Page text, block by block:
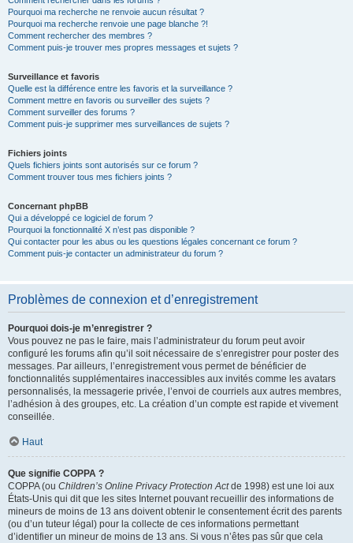
Pourquoi ma recherche ne renvoie aucun résultat ?
Pourquoi ma recherche renvoie une page blanche ?!
Comment rechercher des membres ?
Comment puis-je trouver mes propres messages et sujets ?
Surveillance et favoris
Quelle est la différence entre les favoris et la surveillance ?
Comment mettre en favoris ou surveiller des sujets ?
Comment surveiller des forums ?
Comment puis-je supprimer mes surveillances de sujets ?
Fichiers joints
Quels fichiers joints sont autorisés sur ce forum ?
Comment trouver tous mes fichiers joints ?
Concernant phpBB
Qui a développé ce logiciel de forum ?
Pourquoi la fonctionnalité X n’est pas disponible ?
Qui contacter pour les abus ou les questions légales concernant ce forum ?
Comment puis-je contacter un administrateur du forum ?
Problèmes de connexion et d’enregistrement
Pourquoi dois-je m’enregistrer ?
Vous pouvez ne pas le faire, mais l’administrateur du forum peut avoir
configuré les forums afin qu’il soit nécessaire de s’enregistrer pour poster des
messages. Par ailleurs, l’enregistrement vous permet de bénéficier de
fonctionnalités supplémentaires inaccessibles aux invités comme les avatars
personnalisés, la messagerie privée, l’envoi de courriels aux autres membres,
l’adhésion à des groupes, etc. La création d’un compte est rapide et vivement
conseillée.
Haut
Que signifie COPPA ?
COPPA (ou Children’s Online Privacy Protection Actde 1998) est une loi aux
États-Unis qui dit que les sites Internet pouvant recueillir des informations de
mineurs de moins de 13 ans doivent obtenir le consentement écrit des parents
(ou d’un tuteur légal) pour la collecte de ces informations permettant
d’identifier un mineur de moins de 13 ans. Si vous n’êtes pas sûr que cela